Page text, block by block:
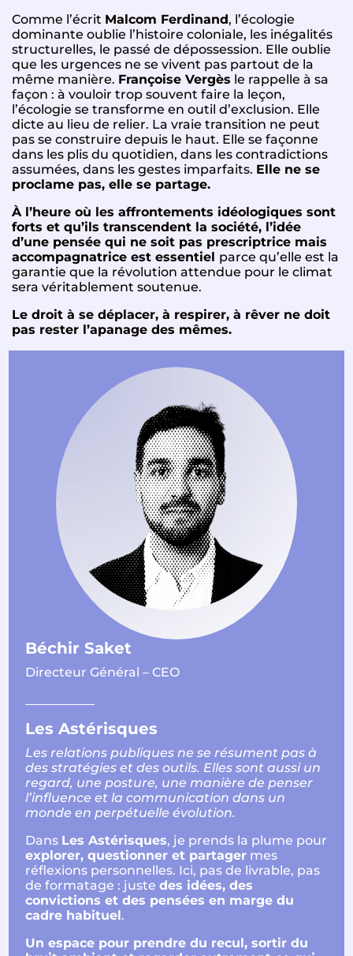
Comme l’écrit Malcom Ferdinand, l’écologie
dominante oublie l’histoire coloniale, les inégalités
structurelles, le passé de dépossession. Elle oublie
que les urgences ne se vivent pas partout de la
même manière. Françoise Vergès le rappelle à sa
façon : à vouloir trop souvent faire la leçon,
l’écologie se transforme en outil d’exclusion. Elle
dicte au lieu de relier. La vraie transition ne peut
pas se construire depuis le haut. Elle se façonne
dans les plis du quotidien, dans les contradictions
assumées, dans les gestes imparfaits. Elle ne se
proclame pas, elle se partage.
À l’heure où les affrontements idéologiques sont
forts et qu’ils transcendent la société, l’idée
d’une pensée qui ne soit pas prescriptrice mais
accompagnatrice est essentiel parce qu’elle est la
garantie que la révolution attendue pour le climat
sera véritablement soutenue.
Le droit à se déplacer, à respirer, à rêver ne doit
pas rester l’apanage des mêmes.
Béchir Saket
Directeur Général – CEO
Les Astérisques
Les relations publiques ne se résument pas à
des stratégies et des outils. Elles sont aussi un
regard, une posture, une manière de penser
l’influence et la communication dans un
monde en perpétuelle évolution.
Dans Les Astérisques, je prends la plume pour
explorer, questionner et partager mes
réflexions personnelles. Ici, pas de livrable, pas
de formatage : justedes idées, des
convictions et des pensées en marge du
cadre habituel.
Un espace pour prendre du recul, sortir du